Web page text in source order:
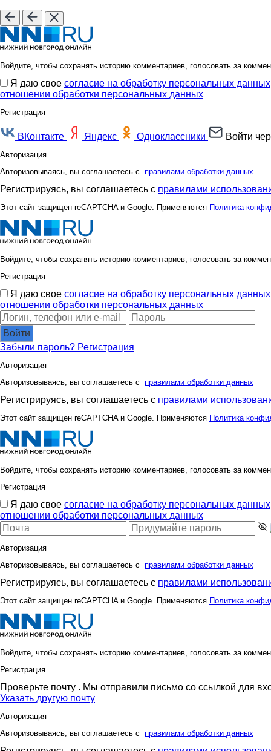
Войдите, чтобы сохранять историю комментариев, голосовать за
Я даю свое согласие на обработку персональных данных
отношении обработки персональных данных
Регистрация
ВКонтакте Яндекс Одноклассники Войти
Авторизация
Авторизовываясь, вы соглашаетесь с правилами обработки данных
Регистрируясь, вы соглашаетесь с правилами
Этот сайт защищен reCAPTCHA и Google. Применяются Политика
Войдите, чтобы сохранять историю комментариев, голосовать за
Регистрация
Я даю свое согласие на обработку персональных данных
отношении обработки персональных данных
Войти
Забыли пароль? Регистрация
Авторизация
Авторизовываясь, вы соглашаетесь с правилами обработки данных
Регистрируясь, вы соглашаетесь с правилами
Этот сайт защищен reCAPTCHA и Google. Применяются Политика
Войдите, чтобы сохранять историю комментариев, голосовать за
Регистрация
Я даю свое согласие на обработку персональных данных
отношении обработки персональных данных
Авторизация
Авторизовываясь, вы соглашаетесь с правилами обработки данных
Регистрируясь, вы соглашаетесь с правилами
Этот сайт защищен reCAPTCHA и Google. Применяются Политика
Войдите, чтобы сохранять историю комментариев, голосовать за
Регистрация
Проверьте почту . Мы отправили письмо со ссылкой для
Указать другую почту
Авторизация
Авторизовываясь, вы соглашаетесь с правилами обработки данных